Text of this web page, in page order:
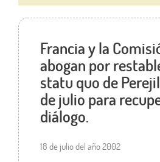
Francia y la
abogan por
statu quo de
de julio para
diálogo.
18 de julio del año 2002